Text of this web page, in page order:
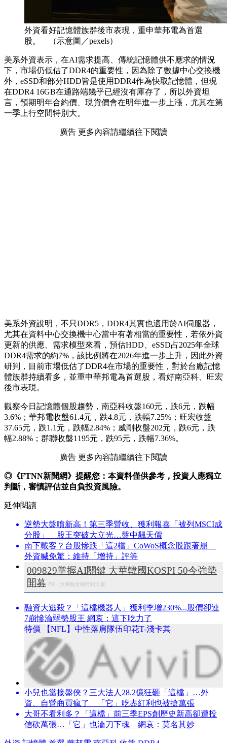
外資看好記憶體族群後市表現，重申華邦電為首選
股。 （示意圖／pexels）
美系外資表示，在AI需求提高、傳統記憶體供不應求的情況
下，市場仍低估了DDR4的重要性，因為除了數據中心交換機
外，eSSD和部分HDD皆是使用DDR4作為快取記憶體，但現
在DDR4 16GB在通路端幾乎已經沒有庫存了，所以外資坦
言，預期明年合約價、現貨價會在明年進一步上漲，尤其在第
一季上行空間特別大。
廣告 更多內容請繼續往下閱讀
美系外資說明，不只DDR5，DDR4其實也適用於AI伺服器，
尤其在資料中心交換機中心當中有著相當的重要性，若依外資
更新的供應、需求模型來看，預估HDD、eSSD占2025年全球
DDR4需求的約7%，該比例將在2026年進一步上升，因此外資
研判，目前市場低估了DDR4在市場的重要性，對於台廠記憶
體族群持續看多，並重申華邦電為首選股，看好南亞科、旺宏
後市表現。
觀察今日記憶體個股趨勢，南亞科收盤160元，跌6元，跌幅
3.6%；華邦電收盤61.4元，跌4.8元，跌幅7.25%；旺宏收盤
37.65元，跌1.1元，跌幅2.84%；威剛收盤202元，跌6元，跌
幅2.88%；群聯收盤1195元，跌95元，跌幅7.36%。
廣告 更多內容請繼續往下閱讀
◎《FTNN新聞網》提醒您：本資料僅供參考，投資人應獨立
判斷，審慎評估並自負投資風險。
延伸閱讀
逆勢大盤噴新高！第三季營收、獲利報喜「被列MSCI成
分股」 股王突破大立光…盤中飆天價
南下載客？台股慘跌「這2檔」CoWoS概念股跟著崩
外資喊免驚：維持「增持」評等
009829掌握AI關鍵 大華韓國KOSPI 50今強勢
開募 PR・大華銀全能行銷方案
融資大逃殺？「這檔機器人」獲利季增230%...股價卻連
7崩慘淪弱勢股王 網哀：這下吃力了
特價 【NFL】中性落肩隊伍印花T-淺卡其
小兒也當接盤俠？三大法人28.2億狂砸「這檔」…外
資、自營商買瘋了 「它」吃盡紅利也被搶萬張
大哥不看利多？「這檔」前三季EPS創歷史新高卻遭投
信砍萬張…「它」也淪刀下魂 網哀：莫名其妙